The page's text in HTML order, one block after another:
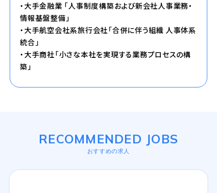
・大手金融業 「人事制度構築および新会社人事業務・
情報基盤整備」
・大手航空会社系旅行会社「合併に伴う組織 人事体系
統合」
・大手商社「小さな本社を実現する業務プロセスの構
築」
RECOMMENDED JOBS
おすすめの求人